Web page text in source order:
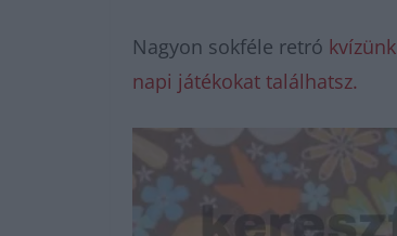
Nagyon sokféle retró kvízünk
napi játékokat találhatsz.